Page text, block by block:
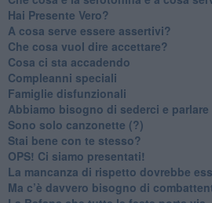
​Hai Presente Vero?
A cosa serve essere assertivi?
​Che cosa vuol dire accettare?
​Cosa ci sta accadendo
​Compleanni speciali
​Famiglie disfunzionali
​Abbiamo bisogno di sederci e parlare
Sono solo canzonette (?)
​Stai bene con te stesso?
​OPS! Ci siamo presentati!
​La mancanza di rispetto dovrebbe
​Ma c’è davvero bisogno di